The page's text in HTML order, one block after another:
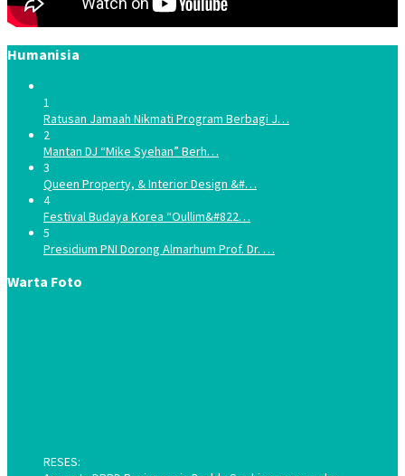
Humanisia
1
Ratusan Jamaah Nikmati Program Berbagi J…
2
Mantan DJ “Mike Syehan” Berh…
3
Queen Property, & Interior Design &#…
4
Festival Budaya Korea “Oullim&#822…
5
Presidium PNI Dorong Almarhum Prof. Dr. …
Warta Foto
RESES: